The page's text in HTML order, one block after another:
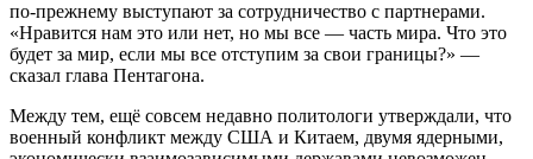
по-прежнему выступают за сотрудничество с партнерами.
«Нравится нам это или нет, но мы все — часть мира. Что это
будет за мир, если мы все отступим за свои границы?» —
сказал глава Пентагона.
Между тем, ещё совсем недавно политологи утверждали, что
военный конфликт между США и Китаем, двумя ядерными,